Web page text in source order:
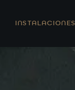
INSTALACIONES